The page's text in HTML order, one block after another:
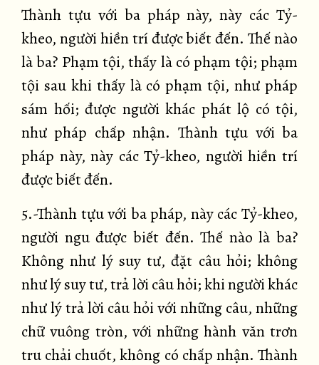
Thành tựu với ba pháp này, này các Tỷ-
kheo, người hiền trí được biết đến. Thế nào
là ba? Phạm tội, thấy là có phạm tội; phạm
tội sau khi thấy là có phạm tội, như pháp
sám hối; được người khác phát lộ có tội,
như pháp chấp nhận. Thành tựu với ba
pháp này, này các Tỷ-kheo, người hiền trí
được biết đến.
5.-Thành tựu với ba pháp, này các Tỷ-kheo,
người ngu được biết đến. Thế nào là ba?
Không như lý suy tư, đặt câu hỏi; không
như lý suy tư, trả lời câu hỏi; khi người khác
như lý trả lời câu hỏi với những câu, những
chữ vuông tròn, với những hành văn trơn
tru chải chuốt, không có chấp nhận. Thành